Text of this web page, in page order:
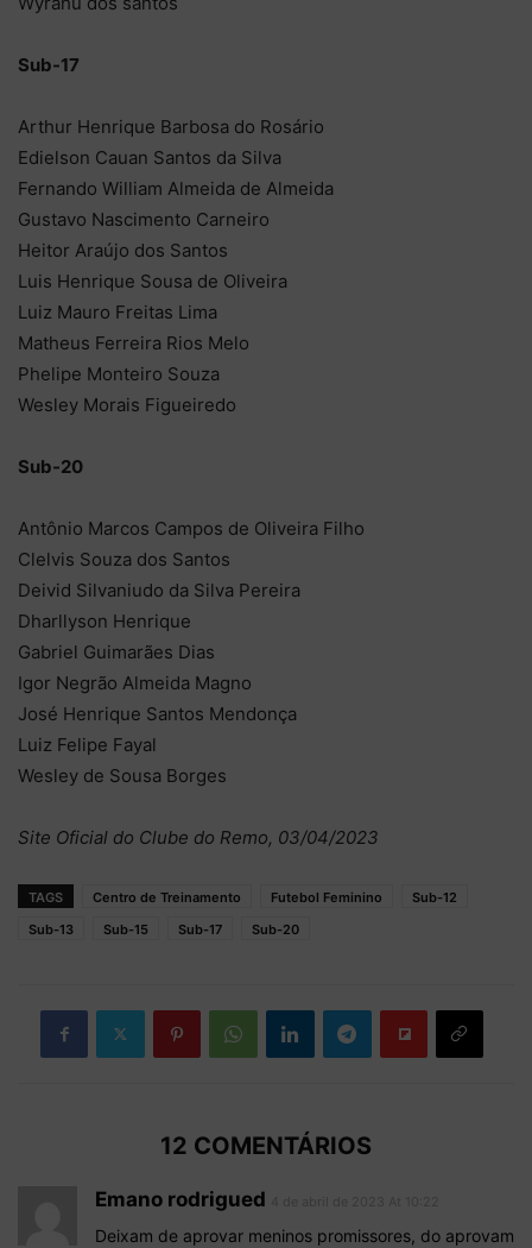
Sub-17
Arthur Henrique Barbosa do Rosário
Edielson Cauan Santos da Silva
Fernando William Almeida de Almeida
Gustavo Nascimento Carneiro
Heitor Araújo dos Santos
Luis Henrique Sousa de Oliveira
Luiz Mauro Freitas Lima
Matheus Ferreira Rios Melo
Phelipe Monteiro Souza
Wesley Morais Figueiredo
Sub-20
Antônio Marcos Campos de Oliveira Filho
Clelvis Souza dos Santos
Deivid Silvaniudo da Silva Pereira
Dharllyson Henrique
Gabriel Guimarães Dias
Igor Negrão Almeida Magno
José Henrique Santos Mendonça
Luiz Felipe Fayal
Wesley de Sousa Borges
Site Oficial do Clube do Remo, 03/04/2023
TAGS Centro de Treinamento Futebol Feminino
Sub-12
Sub-13
Sub-15 Sub-17 Sub-20
12 COMENTÁRIOS
Emano rodrigued
Deixam de aprovar meninos promissores, do aprovam